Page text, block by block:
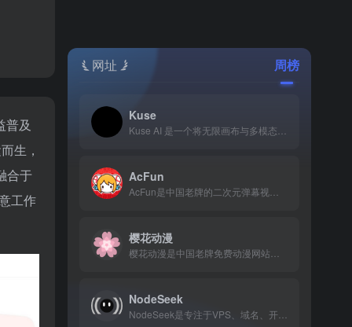
普及
生，
合于
工作
网址 周榜
Kuse
AcFun
樱花动漫
NodeSeek